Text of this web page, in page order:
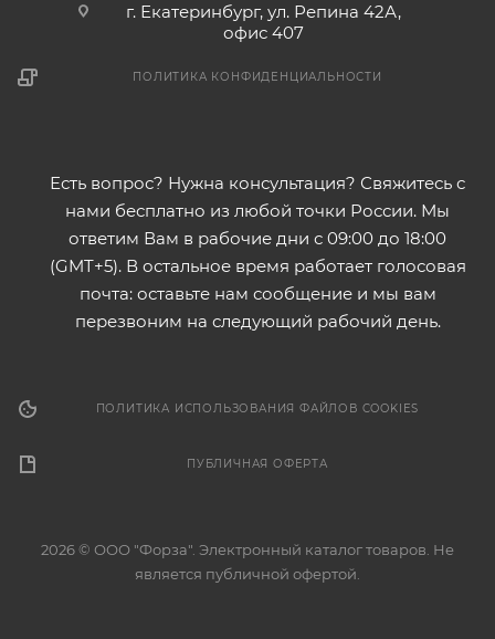
г. Екатеринбург, ул. Репина 42А,
офис 407
ПОЛИТИКА КОНФИДЕНЦИАЛЬНОСТИ
Есть вопрос? Нужна консультация? Свяжитесь с
нами бесплатно из любой точки России. Мы
ответим Вам в рабочие дни с 09:00 до 18:00
(GMT+5). В остальное время работает голосовая
почта: оставьте нам сообщение и мы вам
перезвоним на следующий рабочий день.
ПОЛИТИКА ИСПОЛЬЗОВАНИЯ ФАЙЛОВ COOKIES
ПУБЛИЧНАЯ ОФЕРТА
2026 © ООО "Форза". Электронный каталог товаров. Не
является публичной офертой.